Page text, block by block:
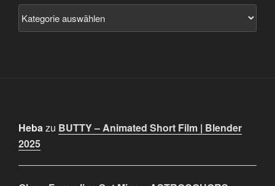
Hebazu BUTTY – Animated Short Film | Blender
2025